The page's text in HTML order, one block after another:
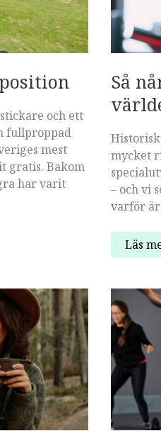
och ett
fullproppad
mest
gratis. Bakom
har varit
Så
mycket
– och vi
varför
Så
når
–
Läs